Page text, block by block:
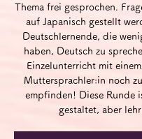
Thema frei gesprochen.
auf Japanisch gestellt
Deutschlernende, die
haben, Deutsch zu
Einzelunterricht mit
Muttersprachler:in noch
empfinden! Diese Runde
gestaltet, aber